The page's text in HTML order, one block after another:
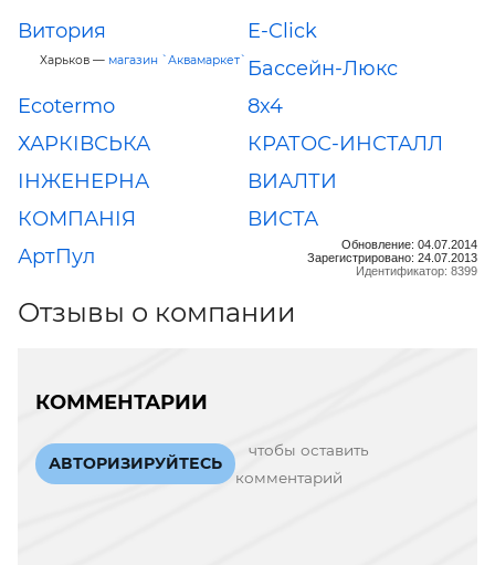
Витория
Харьков — магазин `Аквамаркет`
E-Click
Бассейн-Люкс
Ecotermo
8x4
ХАРКІВСЬКА
ІНЖЕНЕРНА
КОМПАНІЯ
КРАТОС-ИНСТАЛЛ
ВИАЛТИ
ВИСТА
АртПул
Обновление: 04.07.2014
Зарегистрировано: 24.07.2013
Идентификатор: 8399
Отзывы о компании
КОММЕНТАРИИ
АВТОРИЗИРУЙТЕСЬ
чтобы оставить
комментарий